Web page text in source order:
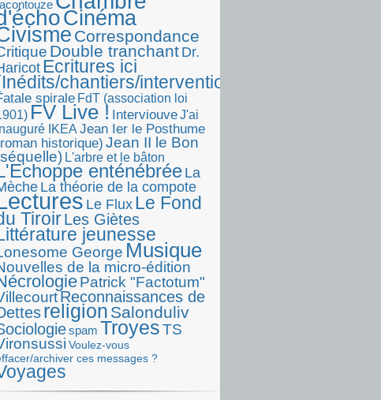
Cinéma
Correspondance
Double tranchant Dr.
Ecritures ici
chantiers/interventions)
spirale FdT (association loi
FV Live ! InterviouveJ'ai
IKEA Jean Ier le Posthume
historique) Jean II le Bon
L'arbre et le bâton
enténébrée La
La théorie de la compote
Le FluxLe Fond
TiroirLes Giètes
jeunesse
George Musique
de la micro-édition
Patrick "Factotum"
Reconnaissances de
religion Salonduliv
spam TroyesTS
Voulez-vous
archiver ces messages ?